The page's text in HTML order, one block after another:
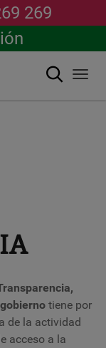
269
Buscar
tiene por
de la actividad
acceso a la